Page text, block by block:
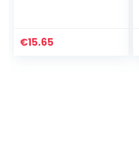
€15.65